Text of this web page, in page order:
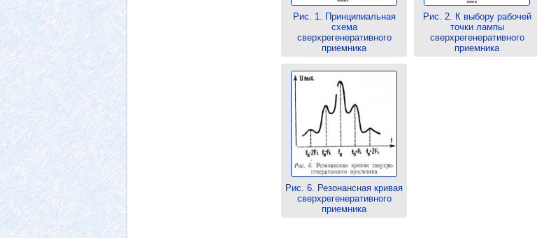
Рис. 1. Принципиальная
схема
сверхрегенеративного
приемника
Рис. 2. К выбору рабочей
точки лампы
сверхрегенеративного
приемника
Рис. 6. Резонансная кривая
сверхрегенеративного
приемника